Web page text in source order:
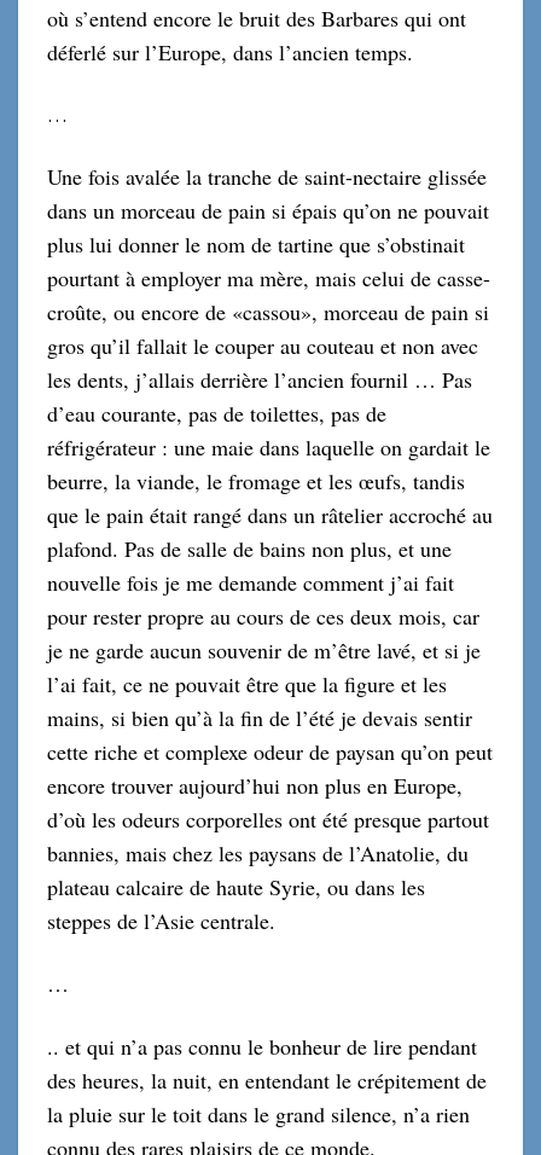
où s’entend encore le bruit des Barbares qui ont
déferlé sur l’Europe, dans l’ancien temps.
…
Une fois avalée la tranche de saint-nectaire glissée
dans un morceau de pain si épais qu’on ne pouvait
plus lui donner le nom de tartine que s’obstinait
pourtant à employer ma mère, mais celui de casse-
croûte, ou encore de «cassou», morceau de pain si
gros qu’il fallait le couper au couteau et non avec
les dents, j’allais derrière l’ancien fournil … Pas
d’eau courante, pas de toilettes, pas de
réfrigérateur : une maie dans laquelle on gardait le
beurre, la viande, le fromage et les œufs, tandis
que le pain était rangé dans un râtelier accroché au
plafond. Pas de salle de bains non plus, et une
nouvelle fois je me demande comment j’ai fait
pour rester propre au cours de ces deux mois, car
je ne garde aucun souvenir de m’être lavé, et si je
l’ai fait, ce ne pouvait être que la figure et les
mains, si bien qu’à la fin de l’été je devais sentir
cette riche et complexe odeur de paysan qu’on peut
encore trouver aujourd’hui non plus en Europe,
d’où les odeurs corporelles ont été presque partout
bannies, mais chez les paysans de l’Anatolie, du
plateau calcaire de haute Syrie, ou dans les
steppes de l’Asie centrale.
…
.. et qui n’a pas connu le bonheur de lire pendant
des heures, la nuit, en entendant le crépitement de
la pluie sur le toit dans le grand silence, n’a rien
connu des rares plaisirs de ce monde.